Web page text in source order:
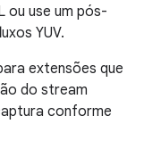
ou use um pós-
YUV.
extensões que
do stream
conforme